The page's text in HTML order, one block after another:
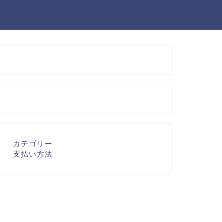
カテゴリー
支払い方法